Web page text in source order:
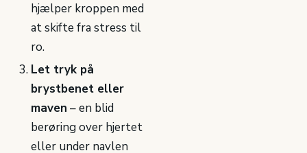
hjælper kroppen med
at skifte fra stress til
ro.
Let tryk på
brystbenet eller
maven – en blid
berøring over hjertet
eller under navlen